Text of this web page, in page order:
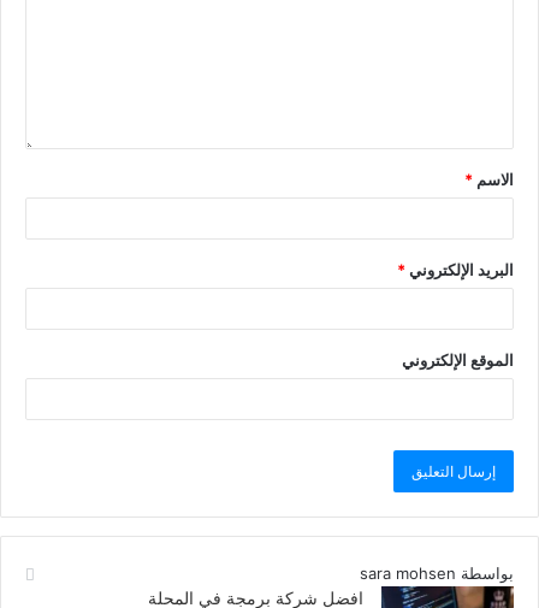
الاسم *
البريد الإلكتروني*
الموقع الإلكتروني
بواسطة sara mohsen
افضل شركة برمجة في المحلة